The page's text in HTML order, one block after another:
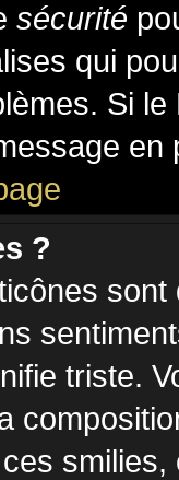
sécurité
qui
Si
?
triste.